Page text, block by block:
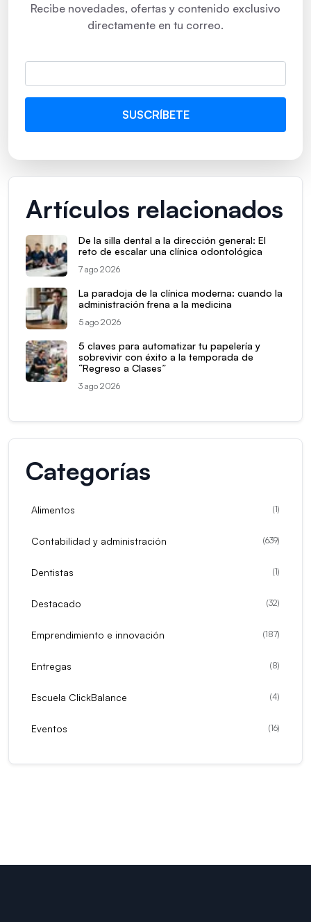
Recibe novedades, ofertas y contenido exclusivo
directamente en tu correo.
Artículos relacionados
De la silla dental a la dirección general: El
reto de escalar una clínica odontológica
7 ago 2026
La paradoja de la clínica moderna: cuando la
administración frena a la medicina
5 ago 2026
5 claves para automatizar tu papelería y
sobrevivir con éxito a la temporada de
“Regreso a Clases”
3 ago 2026
Categorías
Alimentos (1)
Contabilidad y administración (639)
Dentistas (1)
Destacado (32)
Emprendimiento e innovación (187)
Entregas (8)
Escuela ClickBalance (4)
Eventos (16)